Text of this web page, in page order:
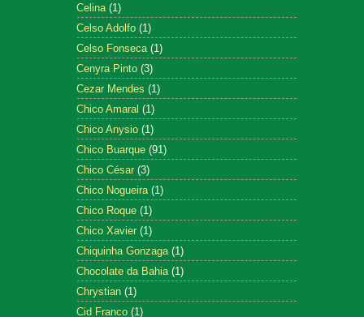
Celina (1)
Celso Adolfo (1)
Celso Fonseca (1)
Cenyra Pinto (3)
Cezar Mendes (1)
Chico Amaral (1)
Chico Anysio (1)
Chico Buarque (91)
Chico César (3)
Chico Nogueira (1)
Chico Roque (1)
Chico Xavier (1)
Chiquinha Gonzaga (1)
Chocolate da Bahia (1)
Chrystian (1)
Cid Franco (1)